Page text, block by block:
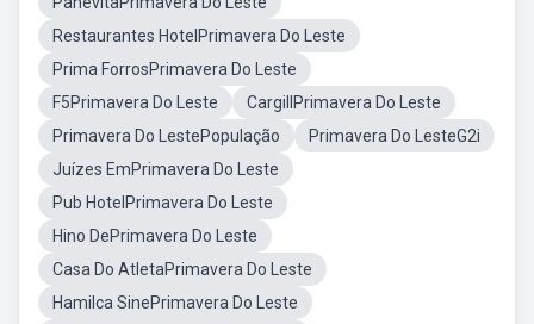
Restaurantes HotelPrimavera Do Leste
Prima ForrosPrimavera Do Leste
F5Primavera Do Leste
CargillPrimavera Do Leste
Primavera Do LestePopulação
Primavera Do LesteG2i
Juízes EmPrimavera Do Leste
Pub HotelPrimavera Do Leste
Hino DePrimavera Do Leste
Casa Do AtletaPrimavera Do Leste
Hamilca SinePrimavera Do Leste